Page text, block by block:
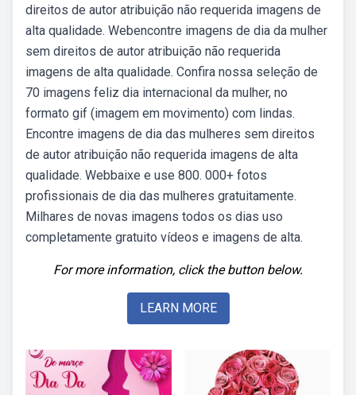
direitos de autor atribuição não requerida imagens de
alta qualidade. Webencontre imagens de dia da mulher
sem direitos de autor atribuição não requerida
imagens de alta qualidade. Confira nossa seleção de
70 imagens feliz dia internacional da mulher, no
formato gif (imagem em movimento) com lindas.
Encontre imagens de dia das mulheres sem direitos
de autor atribuição não requerida imagens de alta
qualidade. Webbaixe e use 800. 000+ fotos
profissionais de dia das mulheres gratuitamente.
Milhares de novas imagens todos os dias uso
completamente gratuito vídeos e imagens de alta.
For more information, click the button below.
LEARN MORE